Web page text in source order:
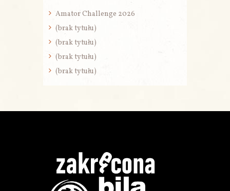
Amator Challenge 2026
(brak tytułu)
(brak tytułu)
(brak tytułu)
(brak tytułu)